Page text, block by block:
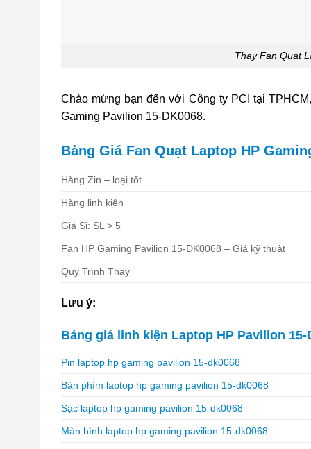
Thay Fan Quạt
Chào mừng bạn đến với Công ty PCI tại
Gaming Pavilion 15-DK0068.
Bảng Giá Fan Quạt Laptop HP
Hàng Zin – loại tốt
Hàng linh kiện
Giá Sỉ: SL > 5
Fan HP Gaming Pavilion 15-DK0068 – Giá kỹ thuật
Quy Trình Thay
Lưu ý:
Bảng giá linh kiện Laptop HP Pavilion 15-
Pin laptop hp gaming pavilion 15-dk0068
Bàn phím laptop hp gaming pavilion 15-dk0068
Sạc laptop hp gaming pavilion 15-dk0068
Màn hình laptop hp gaming pavilion 15-dk0068